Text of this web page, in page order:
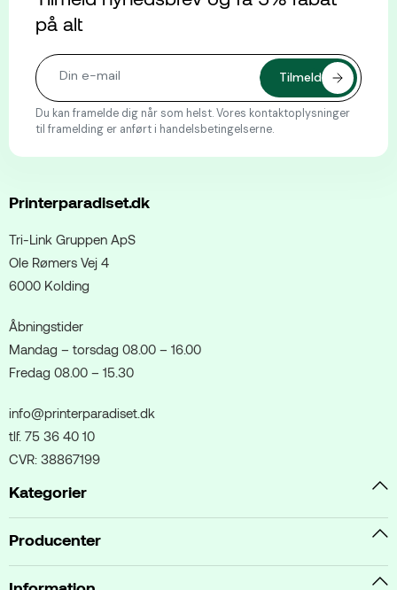
på alt
Du kan framelde dig når som helst. Vores kontaktoplysninger
til framelding er anført i handelsbetingelserne.
Printerparadiset.dk
Tri-Link Gruppen ApS
Ole Rømers Vej 4
6000 Kolding
Åbningstider
Mandag – torsdag 08.00 – 16.00
Fredag 08.00 – 15.30
info@printerparadiset.dk
tlf. 75 36 40 10
CVR: 38867199
Kategorier
Producenter